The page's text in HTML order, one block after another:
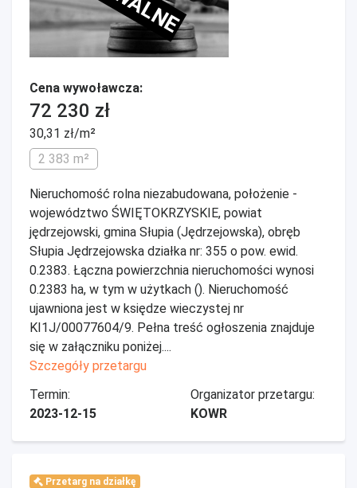
Cena wywoławcza:
72 230 zł
30,31 zł/m²
2 383 m²
Nieruchomość rolna niezabudowana, położenie -
województwo ŚWIĘTOKRZYSKIE, powiat
jędrzejowski, gmina Słupia (Jędrzejowska), obręb
Słupia Jędrzejowska działka nr: 355 o pow. ewid.
0.2383. Łączna powierzchnia nieruchomości wynosi
0.2383 ha, w tym w użytkach (). Nieruchomość
ujawniona jest w księdze wieczystej nr
KI1J/00077604/9. Pełna treść ogłoszenia znajduje
się w załączniku poniżej....
Szczegóły przetargu
Termin:
2023-12-15
Organizator przetargu:
KOWR
Przetarg na działkę